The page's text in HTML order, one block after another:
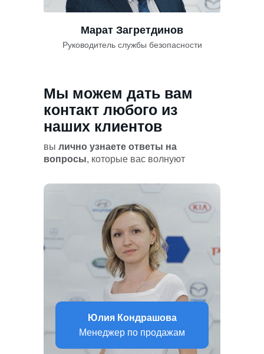
Марат Загретдинов
Руководитель службы безопасности
Мы можем дать вам
контакт любого из
наших клиентов
вы лично узнаете ответы на
вопросы, которые вас волнуют
Юлия Кондрашова
Менеджер по продажам